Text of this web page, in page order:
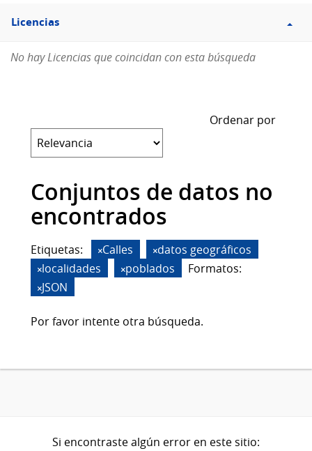
Filtro
Licencias
Licencias
No hay Licencias que coincidan con esta búsqueda
Ordenar por
Conjuntos de datos no
encontrados
Etiquetas: Calles
datos geográficos
localidades
poblados
Formatos:
JSON
Por favor intente otra búsqueda.
Si encontraste algún error en este sitio: